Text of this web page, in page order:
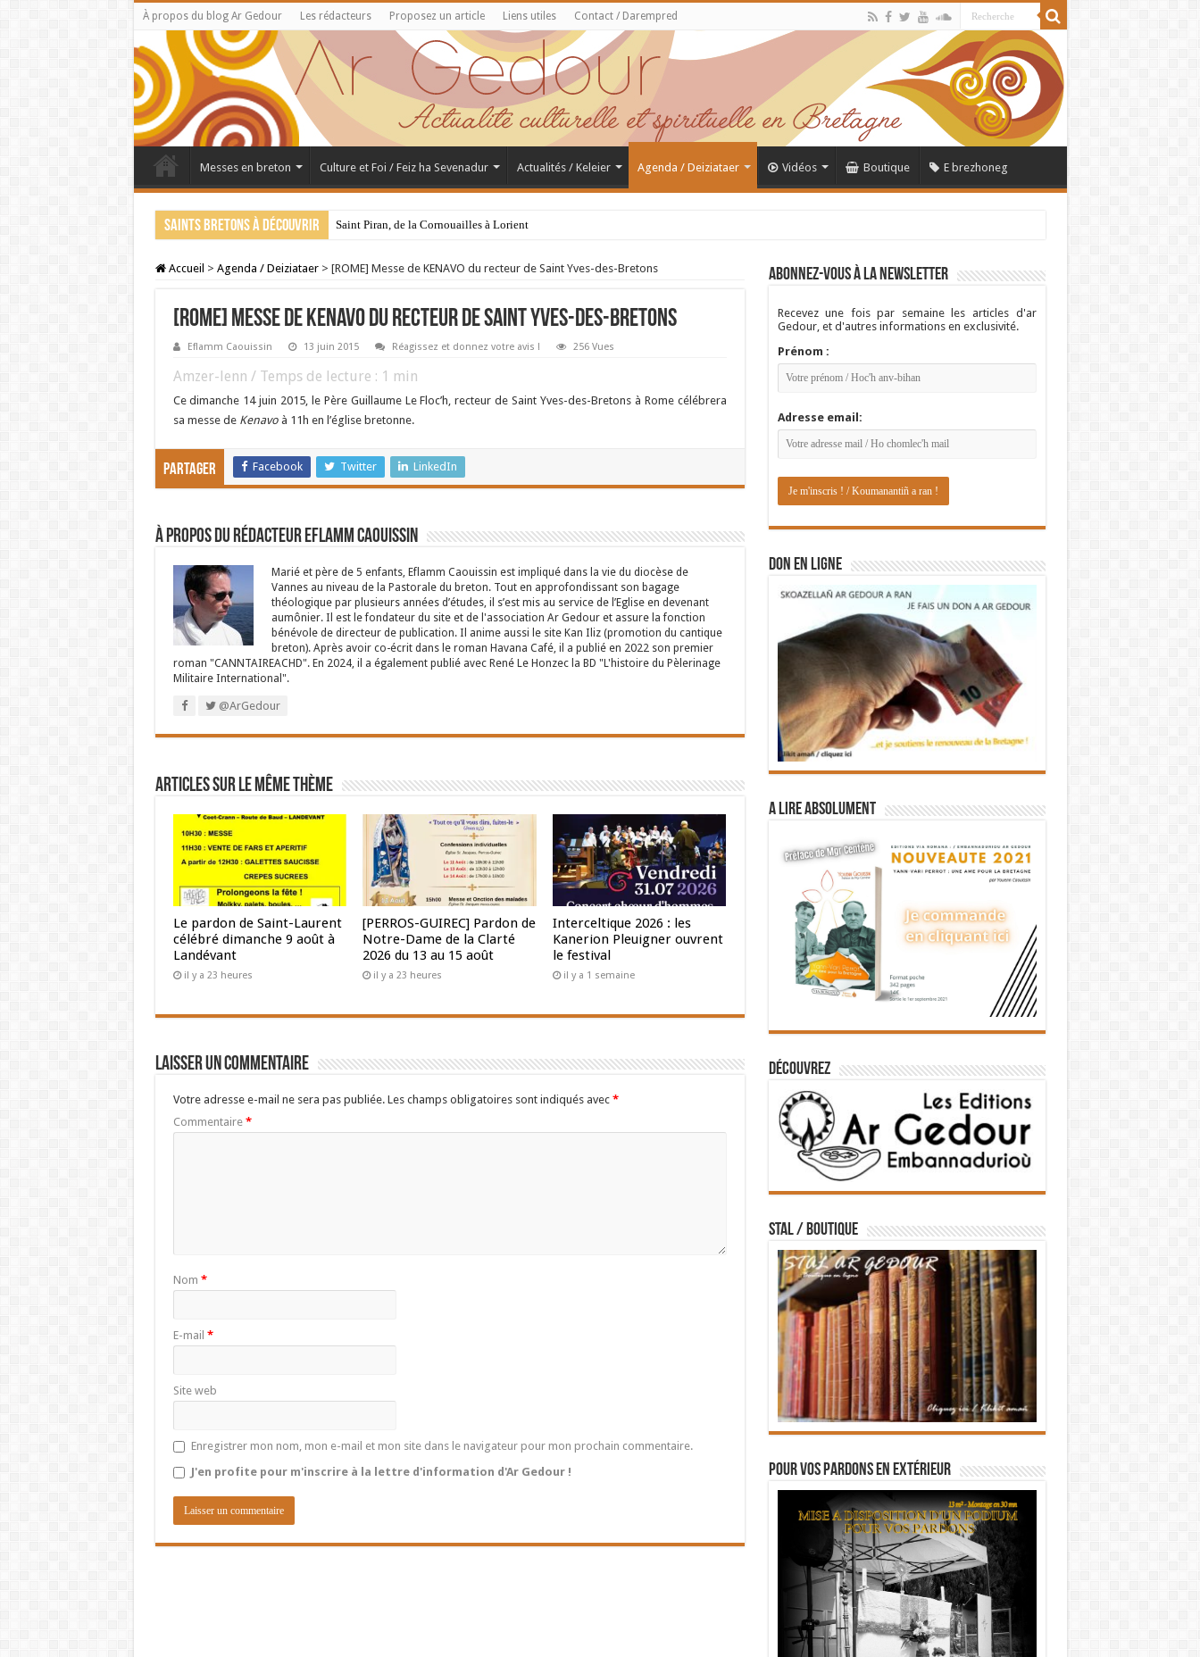
À propos du blog Ar Gedour Les rédacteurs Proposez un article Liens utiles Contact / Darempred
Messes en breton Culture et Foi / Feiz ha Sevenadur Actualités / Keleier Agenda / Deiziataer Vidéos Boutique E brezhoneg
Saints bretons à découvrir Saint Piran, de la Cornouailles à Lorient
Accueil > Agenda / Deiziataer > [ROME] Messe de KENAVO du recteur de Saint Yves-des-Bretons
[ROME] Messe de KENAVO du recteur de Saint Yves-des-Bretons
Eflamm Caouissin 13 juin 2015 Réagissez et donnez votre avis ! 256 Vues
Amzer-lenn / Temps de lecture : 1 min
Ce dimanche 14 juin 2015, le Père Guillaume Le Floc’h, recteur de Saint Yves-des-Bretons à Rome célébrera
sa messe de Kenavoà 11h en l’église bretonne.
Partager Facebook Twitter LinkedIn
À propos du rédacteur Eflamm Caouissin
Marié et père de 5 enfants, Eflamm Caouissin est impliqué dans la vie du diocèse de
Vannes au niveau de la Pastorale du breton. Tout en approfondissant son bagage
théologique par plusieurs années d’études, il s’est mis au service de l’Eglise en devenant
aumônier. Il est le fondateur du site et de l'association Ar Gedour et assure la fonction
bénévole de directeur de publication. Il anime aussi le site Kan Iliz (promotion du cantique
breton). Après avoir co-écrit dans le roman Havana Café, il a publié en 2022 son premier
roman "CANNTAIREACHD". En 2024, il a également publié avec René Le Honzec la BD "L'histoire du Pèlerinage
Militaire International".
@ArGedour
Articles sur le même thème
Le pardon de Saint-Laurent
célébré dimanche 9 août à
Landévant
il y a 23 heures
[PERROS-GUIREC] Pardon de
Notre-Dame de la Clarté
2026 du 13 au 15 août
il y a 23 heures
Interceltique 2026 : les
Kanerion Pleuigner ouvrent
le festival
il y a 1 semaine
Laisser un commentaire
Votre adresse e-mail ne sera pas publiée. Les champs obligatoires sont indiqués avec *
Commentaire *
Nom *
E-mail *
Site web
Enregistrer mon nom, mon e-mail et mon site dans le navigateur pour mon prochain commentaire.
J'en profite pour m'inscrire à la lettre d'information d'Ar Gedour !
Abonnez-vous à la newsletter
Recevez une fois par semaine les articles d'ar
Gedour, et d'autres informations en exclusivité.
Prénom :
Adresse email:
DON EN LIGNE
A lire absolument
Découvrez
STAL / BOUTIQUE
Pour vos pardons en extérieur